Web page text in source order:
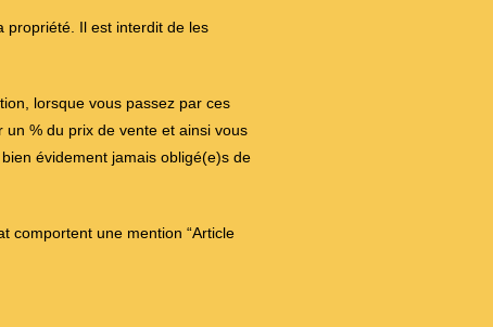
propriété. Il est interdit de les
lorsque vous passez par ces
% du prix de vente et ainsi vous
évidement jamais obligé(e)s de
comportent une mention “Article